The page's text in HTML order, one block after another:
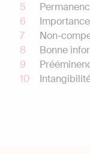
Non-
Bonne